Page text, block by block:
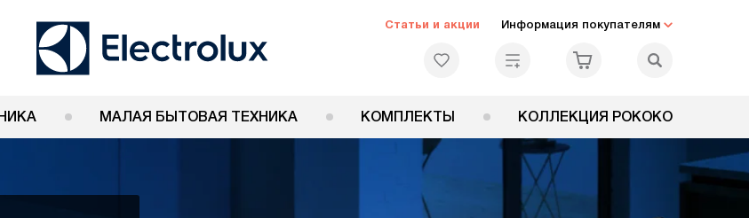
Статьи и акции Информация покупателям
МАЛАЯ БЫТОВАЯ ТЕХНИКА КОМПЛЕКТЫ КОЛЛЕКЦИЯ РОКОКО